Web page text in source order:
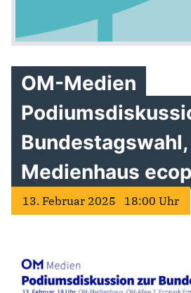
OM-Medien
Medienhaus
13. Februar 2025 18:00 Uhr